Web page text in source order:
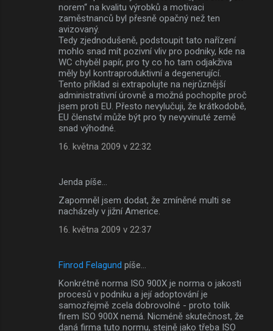
norem“ na kvalitu výrobků a motivaci
zaměstnanců byl přesně opačný než ten
avizovaný.
Tedy zjednodušeně, podstoupit tato nařízení
mohlo snad mít pozivní vliv pro podniky, kde na
WC chyběl papír, pro ty co ho tam odjakživa
měly byl kontraproduktivní a degenerující.
Tento příklad si extrapolujte na nejrůznější
administrativní úrovně a možná pochopíte proč
jsem proti EU. Přesto nevylučuji, že krátkodobě,
EU členství může být pro ty nevyvinuté země
snad výhodné.
16. května 2009 v 22:32
Jenda píše…
Zapomněl jsem dodat, že zmíněné multi se
nacházely v jižní Americe.
16. května 2009 v 22:37
Finrod Felagund píše…
Konkrétně norma ISO 900X je norma o jakosti
procesů v podniku a její adoptování je
samozřejmě zcela dobrovolné - proto tolik
firem ISO 900X nemá. Nicméně skutečnost, že
daná firma tuto normu, stejně jako třeba ISO